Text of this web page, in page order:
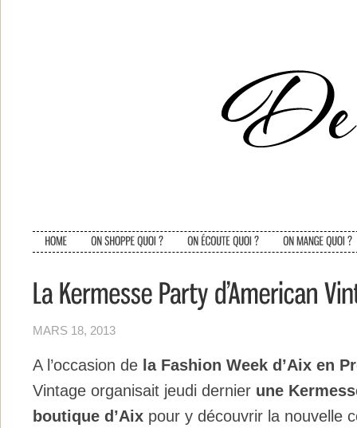
MARS 18, 2013
A l’occasion de la Fashion Week d’Aix en
Vintage organisait jeudi dernier une
boutique d’Aix pour y découvrir la nouvelle